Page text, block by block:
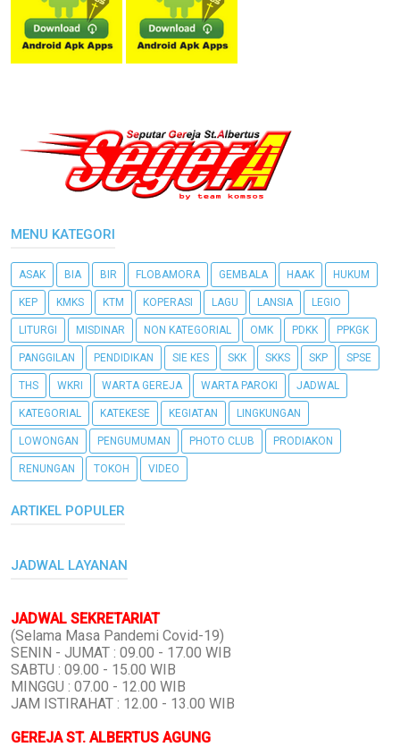
MENU KATEGORI
ASAK BIA BIR FLOBAMORA GEMBALA HAAK HUKUM
KEP KMKS KTM KOPERASI LAGU LANSIA LEGIO
LITURGI MISDINAR NON KATEGORIAL OMK PDKK PPKGK
PANGGILAN PENDIDIKAN SIE KES SKK SKKS SKP SPSE
THS WKRI WARTA GEREJA WARTA PAROKI JADWAL
KATEGORIAL KATEKESE KEGIATAN LINGKUNGAN
LOWONGAN PENGUMUMAN PHOTO CLUB PRODIAKON
RENUNGAN TOKOH VIDEO
ARTIKEL POPULER
JADWAL LAYANAN
JADWAL SEKRETARIAT
(Selama Masa Pandemi Covid-19)
SENIN - JUMAT : 09.00 - 17.00 WIB
SABTU : 09.00 - 15.00 WIB
MINGGU : 07.00 - 12.00 WIB
JAM ISTIRAHAT : 12.00 - 13.00 WIB
GEREJA ST. ALBERTUS AGUNG